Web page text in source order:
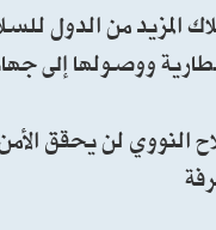
المزيد من الدول
ووصولها
النووي لن يحقق